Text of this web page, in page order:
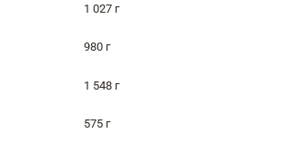
1 027 г
980 г
1 548 г
575 г